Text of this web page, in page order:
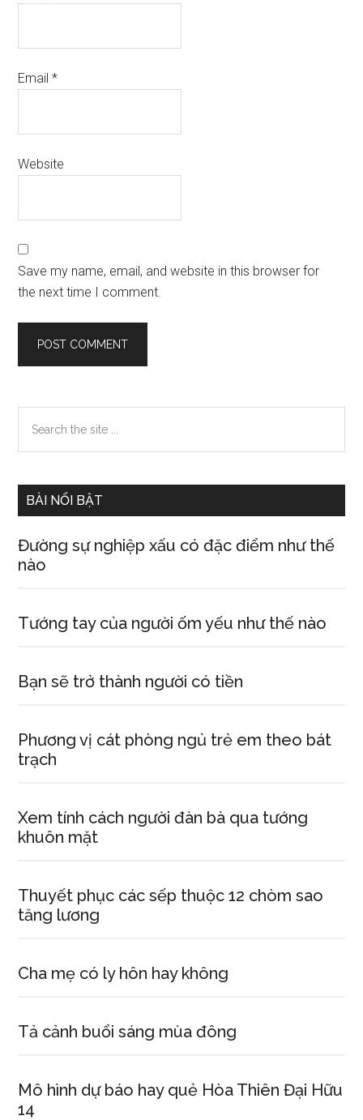
Email*
Website
Save my name, email, and website in this browser for
the next time I comment.
Primary
Sidebar
the
BÀI NỔI BẬT
Đường sự nghiệp xấu có đặc điểm như thế
nào
Tướng tay của người ốm yếu như thế nào
Bạn sẽ trở thành người có tiền
Phương vị cát phòng ngủ trẻ em theo bát
trạch
Xem tính cách người đàn bà qua tướng
khuôn mặt
Thuyết phục các sếp thuộc 12 chòm sao
tăng lương
Cha mẹ có ly hôn hay không
Tả cảnh buổi sáng mùa đông
Mô hình dự báo hay quẻ Hòa Thiên Đại Hữu
14